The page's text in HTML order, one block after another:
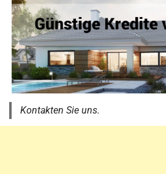
Kontakten Sie uns.